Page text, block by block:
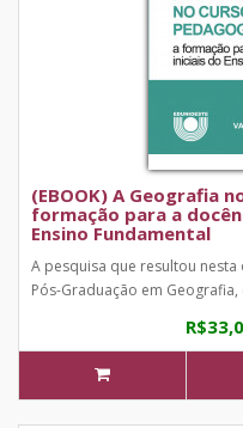
(EBOOK) A Geografia
formação para a
Ensino Fundamental
A pesquisa que resultou
Pós-Graduação em Geografia,